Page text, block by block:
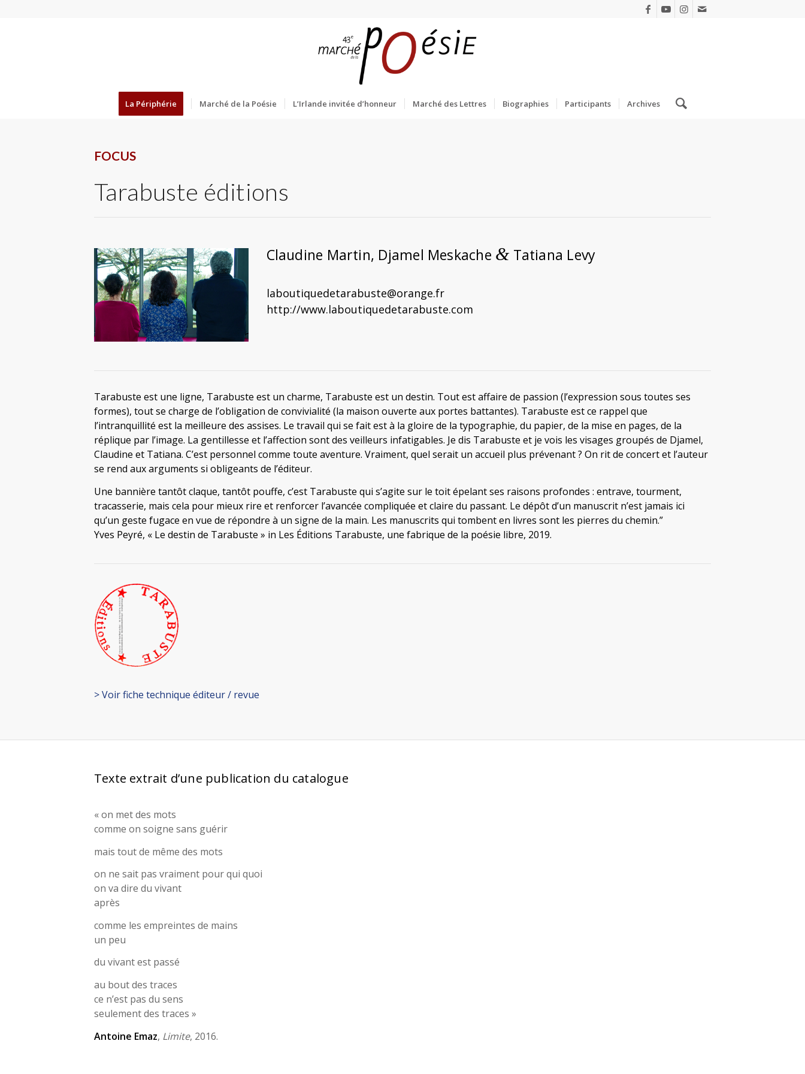
La Périphérie Marché de la Poésie L’Irlande invitée d’honneur Marché des Lettres Biographies Participants Archives
FOCUS
Tarabuste éditions
Claudine Martin, Djamel Meskache &Tatiana Levy
laboutiquedetarabuste@orange.fr
http://www.laboutiquedetarabuste.com
Tarabuste est une ligne, Tarabuste est un charme, Tarabuste est un destin. Tout est affaire de passion (l’expression sous toutes ses
formes), tout se charge de l’obligation de convivialité (la maison ouverte aux portes battantes). Tarabuste est ce rappel que
l’intranquillité est la meilleure des assises. Le travail qui se fait est à la gloire de la typographie, du papier, de la mise en pages, de la
réplique par l’image. La gentillesse et l’affection sont des veilleurs infatigables. Je dis Tarabuste et je vois les visages groupés de Djamel,
Claudine et Tatiana. C’est personnel comme toute aventure. Vraiment, quel serait un accueil plus prévenant ? On rit de concert et l’auteur
se rend aux arguments si obligeants de l’éditeur.
Une bannière tantôt claque, tantôt pouffe, c’est Tarabuste qui s’agite sur le toit épelant ses raisons profondes : entrave, tourment,
tracasserie, mais cela pour mieux rire et renforcer l’avancée compliquée et claire du passant. Le dépôt d’un manuscrit n’est jamais ici
qu’un geste fugace en vue de répondre à un signe de la main. Les manuscrits qui tombent en livres sont les pierres du chemin.”
Yves Peyré, « Le destin de Tarabuste » in Les Éditions Tarabuste, une fabrique de la poésie libre, 2019.
> Voir fiche technique éditeur / revue
Texte extrait d’une publication du catalogue
« on met des mots
comme on soigne sans guérir
mais tout de même des mots
on ne sait pas vraiment pour qui quoi
on va dire du vivant
après
comme les empreintes de mains
un peu
du vivant est passé
au bout des traces
ce n’est pas du sens
seulement des traces »
Antoine Emaz, Limite, 2016.